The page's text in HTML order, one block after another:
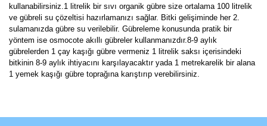
kullanabilirsiniz.1 litrelik bir sıvı organik gübre size ortalama 100 litrelik
ve gübreli su çözeltisi hazırlamanızı sağlar. Bitki gelişiminde her 2.
sulamanızda gübre su verilebilir. Gübreleme konusunda pratik bir
yöntem ise osmocote akıllı gübreler kullanmanızdır.8-9 aylık
gübrelerden 1 çay kaşığı gübre vermeniz 1 litrelik saksı içerisindeki
bitkinin 8-9 aylık ihtiyacını karşılayacaktır yada 1 metrekarelik bir alana
1 yemek kaşığı gübre toprağına karıştırıp verebilirsiniz.
konularda yetersiz gördüğünüz noktaları öneri formunu